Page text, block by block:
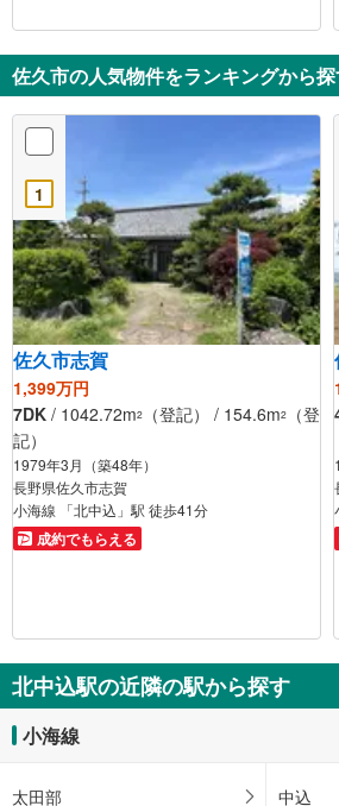
佐久市の人気物件をランキングから
1
佐久市志賀
1,399万円
7DK / 1042.72m2 （登記） / 154.6m2
（登
記）
1979年3月（築48年）
長野県佐久市志賀
小海線 「北中込」駅 徒歩41分
成約でもらえる
北中込駅の近隣の駅から探す
小海線
太田部 中込